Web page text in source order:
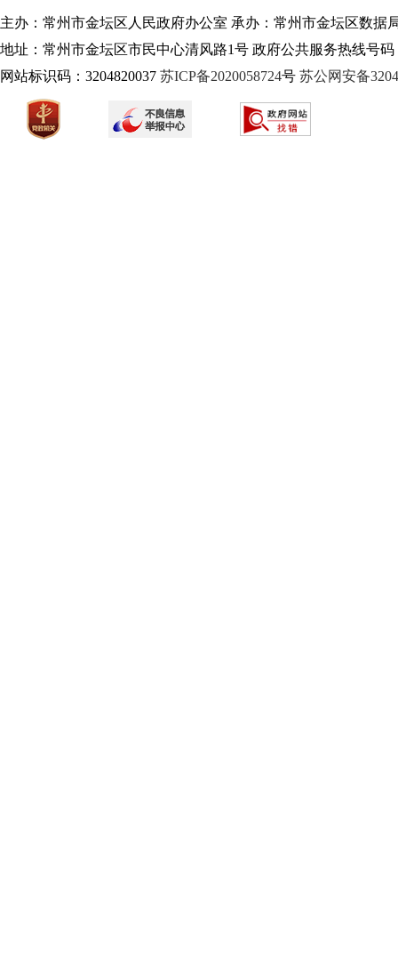
主办：常州市金坛区人民政府办公室 承办：常州市金坛区数据
地址：常州市金坛区市民中心清风路1号 政府公共服务热线号码
网站标识码：3204820037 苏ICP备2020058724号 苏公网安备